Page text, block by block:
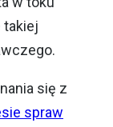
takiej
się z
spraw